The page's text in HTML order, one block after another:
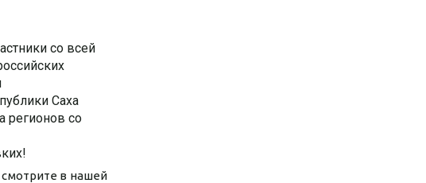
со всей
Саха
регионов со
в нашей